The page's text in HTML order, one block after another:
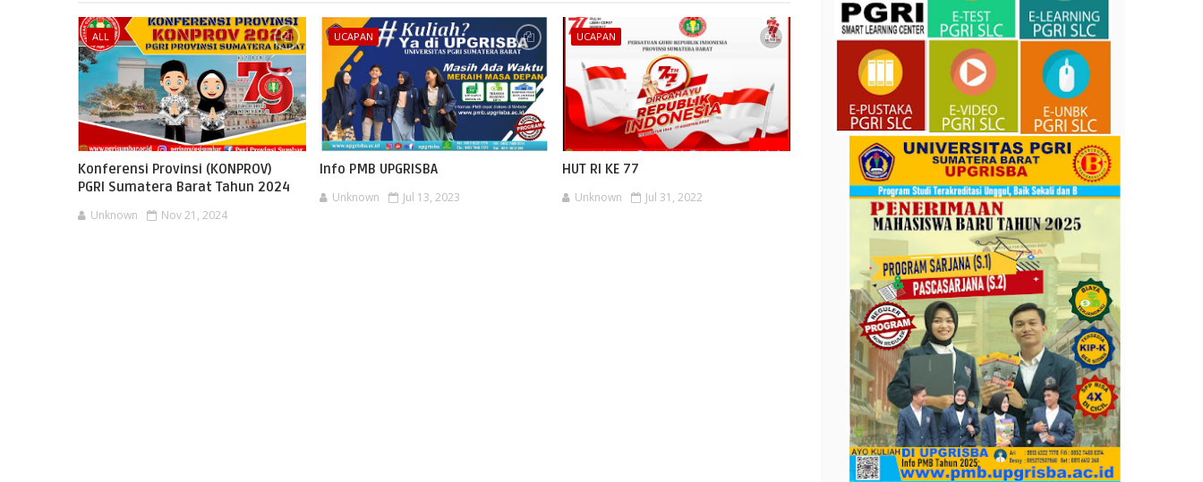
ALL
Konferensi Provinsi (KONPROV)
PGRI Sumatera Barat Tahun 2024
Unknown Nov 21, 2024
UCAPAN
Info PMB UPGRISBA
Unknown Jul 13, 2023
UCAPAN
HUT RI KE 77
Unknown Jul 31, 2022